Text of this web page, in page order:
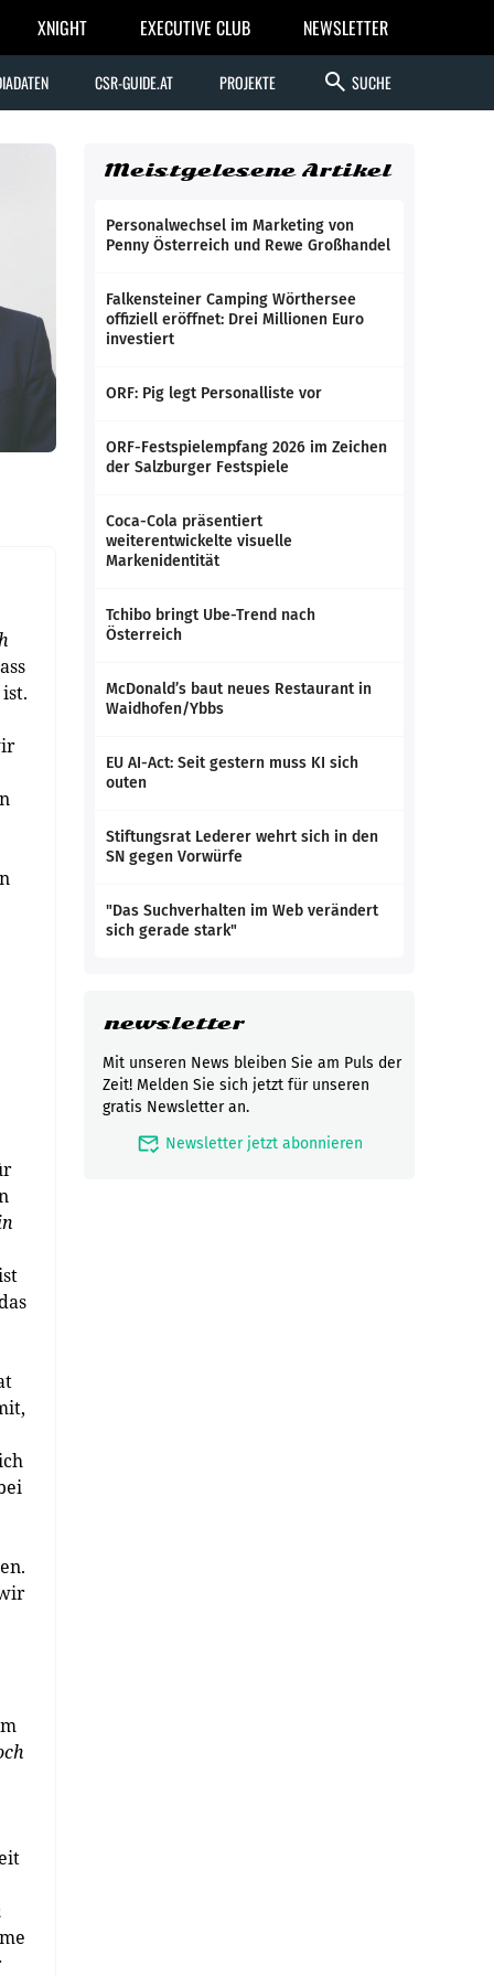
XNIGHT EXECUTIVE CLUB NEWSLETTER
CSR-GUIDE.AT PROJEKTE search SUCHE
Meistgelesene Artikel
Personalwechsel im Marketing von
Penny Österreich und Rewe Großhandel
Falkensteiner Camping Wörthersee
offiziell eröffnet: Drei Millionen Euro
investiert
ORF: Pig legt Personalliste vor
ORF-Festspielempfang 2026 im Zeichen
der Salzburger Festspiele
Coca-Cola präsentiert
weiterentwickelte visuelle
Markenidentität
Tchibo bringt Ube-Trend nach
Österreich
McDonald’s baut neues Restaurant in
Waidhofen/Ybbs
EU AI-Act: Seit gestern muss KI sich
outen
Stiftungsrat Lederer wehrt sich in den
SN gegen Vorwürfe
"Das Suchverhalten im Web verändert
sich gerade stark"
newsletter
Mit unseren News bleiben Sie am Puls der
Zeit! Melden Sie sich jetzt für unseren
gratis Newsletter an.
mark_email_read Newsletter jetzt abonnieren